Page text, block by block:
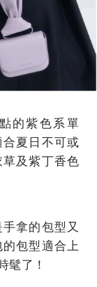
的紫色系單
夏日不可或
及紫丁香色
拿的包型又
包型適合上
髦了！